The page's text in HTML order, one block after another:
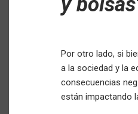
Por otro lado, si
a la sociedad y la
consecuencias
están impactando